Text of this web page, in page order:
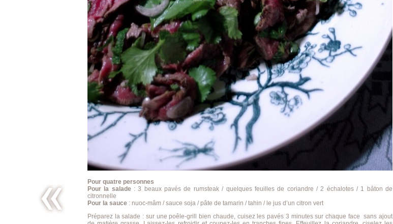
Pour quatre personnes
Pour la salade: 3 beaux pavés de rumsteak / quelques feuilles de coriandre / 2 échalotes / 1 bâton de
citronnelle
Pour la sauce : nuoc-mâm / sauce soja / pâte de tamarin / tahin / le jus d’un citron vert
Préparez la salade : sur une poêle-grill bien chaude, cuisez les pavés 3 minutes sur chaque face sans ajout